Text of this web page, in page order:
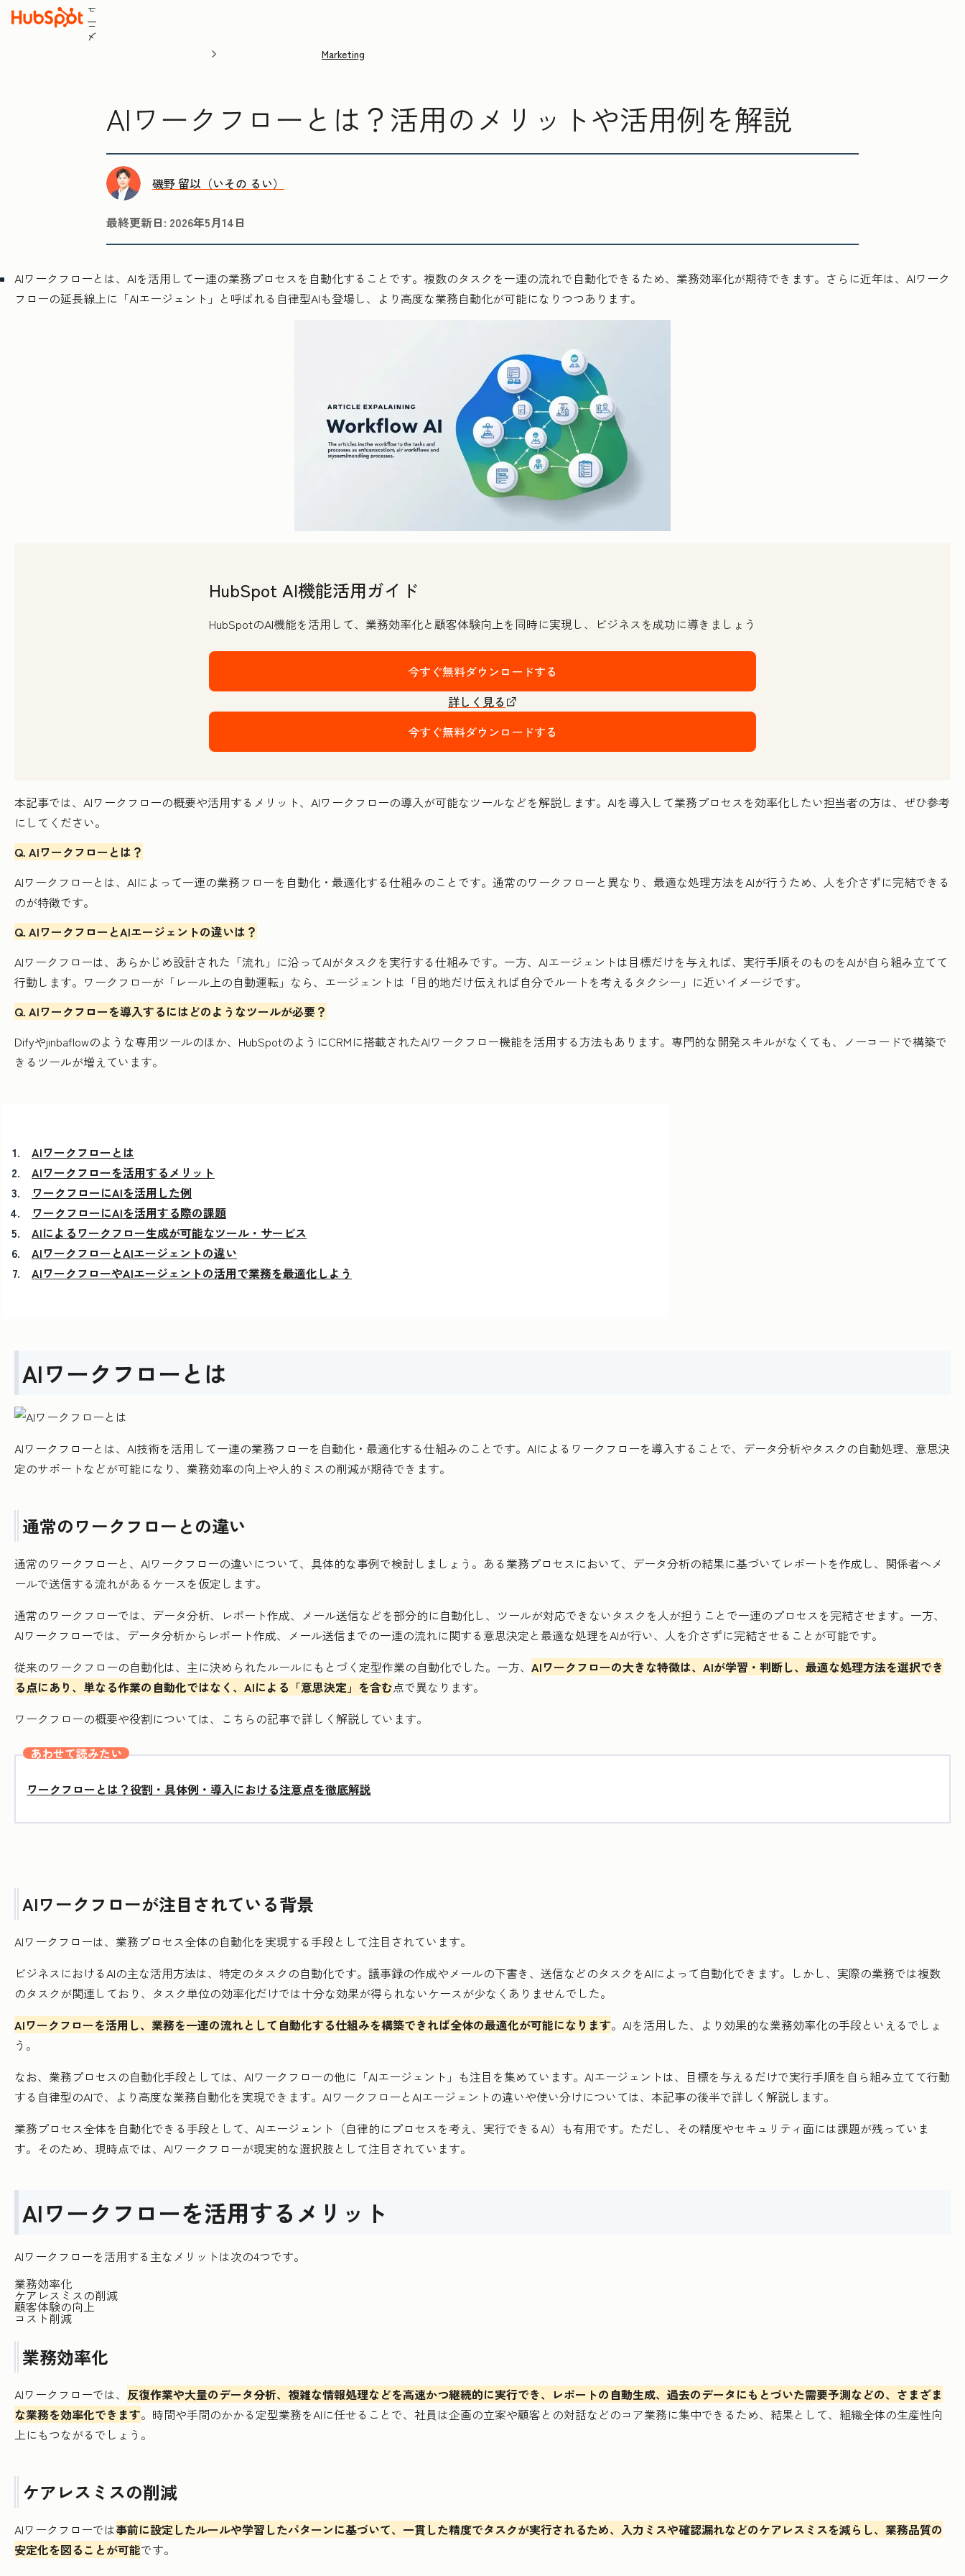
メ
ニ
ュ
Marketing
AIワークフローとは？活用のメリットや活用例を解説
磯野 留以（いその るい）
最終更新日: 2026年5月14日
AIワークフローとは、AIを活用して一連の業務プロセスを自動化することです。複数のタスクを一連の流れで自動化できるため、業務効率化が期待できます。さらに近年は、AIワーク
フローの延長線上に「AIエージェント」と呼ばれる自律型AIも登場し、より高度な業務自動化が可能になりつつあります。
HubSpot AI機能活用ガイド
HubSpotのAI機能を活用して、業務効率化と顧客体験向上を同時に実現し、ビジネスを成功に導きましょう
今すぐ無料ダウンロードする
詳しく見る
今すぐ無料ダウンロードする
本記事では、AIワークフローの概要や活用するメリット、AIワークフローの導入が可能なツールなどを解説します。AIを導入して業務プロセスを効率化したい担当者の方は、ぜひ参考
にしてください。
Q. AIワークフローとは？
AIワークフローとは、AIによって一連の業務フローを自動化・最適化する仕組みのことです。通常のワークフローと異なり、最適な処理方法をAIが行うため、人を介さずに完結できる
のが特徴です。
Q. AIワークフローとAIエージェントの違いは？
AIワークフローは、あらかじめ設計された「流れ」に沿ってAIがタスクを実行する仕組みです。一方、AIエージェントは目標だけを与えれば、実行手順そのものをAIが自ら組み立てて
行動します。ワークフローが「レール上の自動運転」なら、エージェントは「目的地だけ伝えれば自分でルートを考えるタクシー」に近いイメージです。
Q. AIワークフローを導入するにはどのようなツールが必要？
Difyやjinbaflowのような専用ツールのほか、HubSpotのようにCRMに搭載されたAIワークフロー機能を活用する方法もあります。専門的な開発スキルがなくても、ノーコードで構築で
きるツールが増えています。
AIワークフローとは
AIワークフローを活用するメリット
ワークフローにAIを活用した例
ワークフローにAIを活用する際の課題
AIによるワークフロー生成が可能なツール・サービス
AIワークフローとAIエージェントの違い
AIワークフローやAIエージェントの活用で業務を最適化しよう
AIワークフローとは
AIワークフローとは、AI技術を活用して一連の業務フローを自動化・最適化する仕組みのことです。AIによるワークフローを導入することで、データ分析やタスクの自動処理、意思決
定のサポートなどが可能になり、業務効率の向上や人的ミスの削減が期待できます。
通常のワークフローとの違い
通常のワークフローと、AIワークフローの違いについて、具体的な事例で検討しましょう。ある業務プロセスにおいて、データ分析の結果に基づいてレポートを作成し、関係者へメ
ールで送信する流れがあるケースを仮定します。
通常のワークフローでは、データ分析、レポート作成、メール送信などを部分的に自動化し、ツールが対応できないタスクを人が担うことで一連のプロセスを完結させます。一方、
AIワークフローでは、データ分析からレポート作成、メール送信までの一連の流れに関する意思決定と最適な処理をAIが行い、人を介さずに完結させることが可能です。
従来のワークフローの自動化は、主に決められたルールにもとづく定型作業の自動化でした。一方、 AIワークフローの大きな特徴は、AIが学習・判断し、最適な処理方法を選択でき
る点にあり、単なる作業の自動化ではなく、AIによる「意思決定」を含む点で異なります。
ワークフローの概要や役割については、こちらの記事で詳しく解説しています。
あわせて読みたい
ワークフローとは？役割・具体例・導入における注意点を徹底解説
AIワークフローが注目されている背景
AIワークフローは、業務プロセス全体の自動化を実現する手段として注目されています。
ビジネスにおけるAIの主な活用方法は、特定のタスクの自動化です。議事録の作成やメールの下書き、送信などのタスクをAIによって自動化できます。しかし、実際の業務では複数
のタスクが関連しており、タスク単位の効率化だけでは十分な効果が得られないケースが少なくありませんでした。
AIワークフローを活用し、業務を一連の流れとして自動化する仕組みを構築できれば全体の最適化が可能になります。AIを活用した、より効果的な業務効率化の手段といえるでしょ
う。
なお、業務プロセスの自動化手段としては、AIワークフローの他に「AIエージェント」も注目を集めています。AIエージェントは、目標を与えるだけで実行手順を自ら組み立てて行動
する自律型のAIで、より高度な業務自動化を実現できます。AIワークフローとAIエージェントの違いや使い分けについては、本記事の後半で詳しく解説します。
業務プロセス全体を自動化できる手段として、AIエージェント（自律的にプロセスを考え、実行できるAI）も有用です。ただし、その精度やセキュリティ面には課題が残っていま
す。そのため、現時点では、AIワークフローが現実的な選択肢として注目されています。
AIワークフローを活用するメリット
AIワークフローを活用する主なメリットは次の4つです。
業務効率化
ケアレスミスの削減
顧客体験の向上
コスト削減
業務効率化
AIワークフローでは、 反復作業や大量のデータ分析、複雑な情報処理などを高速かつ継続的に実行でき、レポートの自動生成、過去のデータにもとづいた需要予測などの、さまざま
な業務を効率化できます。時間や手間のかかる定型業務をAIに任せることで、社員は企画の立案や顧客との対話などのコア業務に集中できるため、結果として、組織全体の生産性向
上にもつながるでしょう。
ケアレスミスの削減
AIワークフローでは事前に設定したルールや学習したパターンに基づいて、一貫した精度でタスクが実行されるため、入力ミスや確認漏れなどのケアレスミスを減らし、業務品質の
安定化を図ることが可能です。